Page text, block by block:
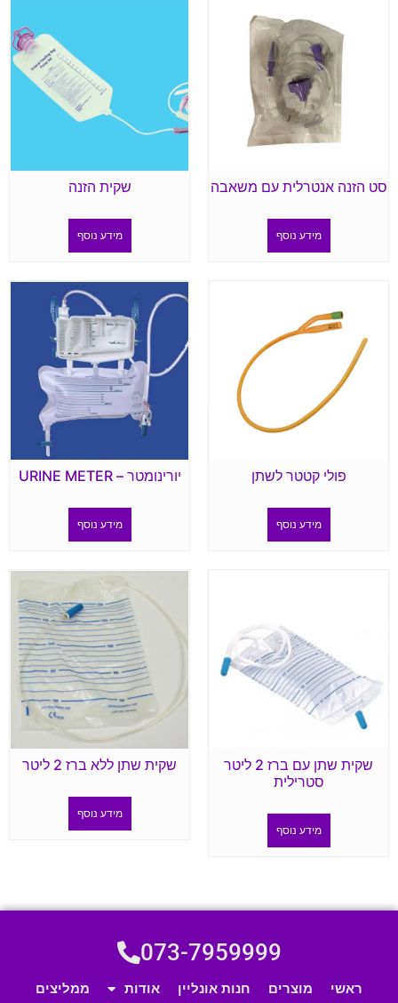
סט הזנה אנטרלית עם משאבה
מידע נוסף
שקית הזנה
מידע נוסף
פולי קטטר לשתן
מידע נוסף
יורינומטר – URINE METER
מידע נוסף
שקית שתן עם ברז 2 ליטר
סטרילית
מידע נוסף
שקית שתן ללא ברז 2 ליטר
מידע נוסף
073-7959999
ראשי מוצרים חנות אונליין אודות ממליצים